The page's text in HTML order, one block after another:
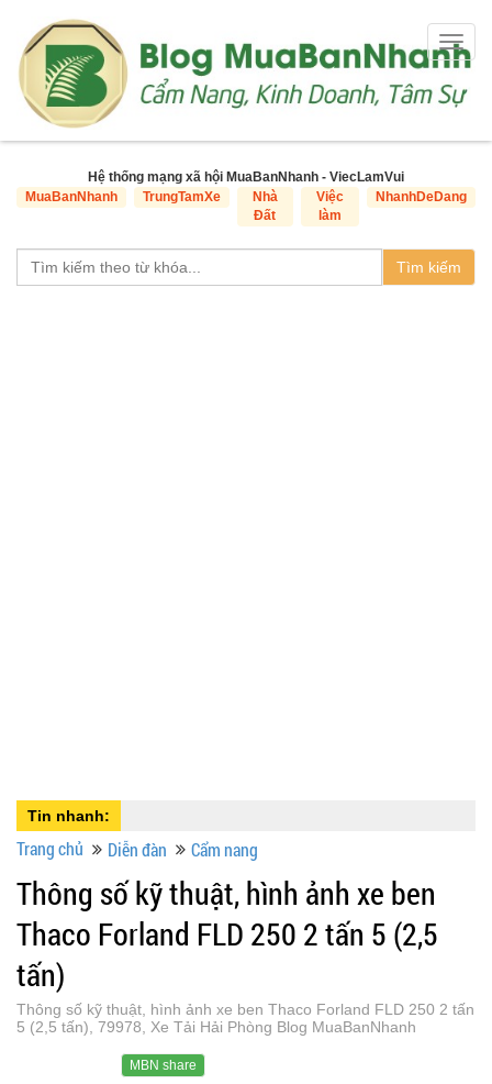
Hệ thống mạng xã hội MuaBanNhanh - ViecLamVui
MuaBanNhanh
TrungTamXe
Nhà
Đất
Việc
làm
NhanhDeDang
Tìm kiếm
Tin nhanh:
Trang chủ Diễn đàn Cẩm nang
Thông số kỹ thuật, hình ảnh xe ben
Thaco Forland FLD 250 2 tấn 5 (2,5
tấn)
Thông số kỹ thuật, hình ảnh xe ben Thaco Forland FLD 250 2 tấn
5 (2,5 tấn), 79978, Xe Tải Hải Phòng Blog MuaBanNhanh
MBN share